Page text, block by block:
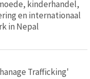
kinderhandel,
en internationaal
in Nepal
Trafficking'